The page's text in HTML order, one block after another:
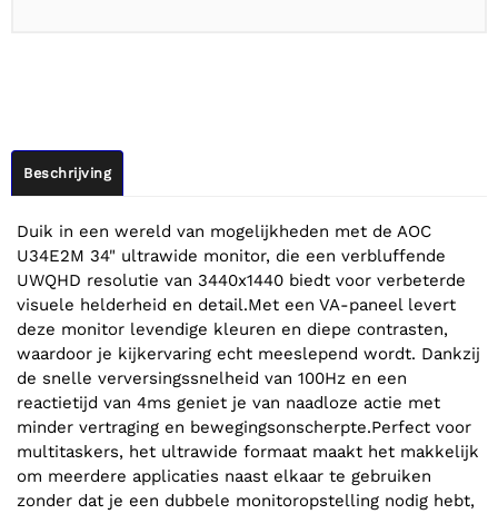
Beschrijving
Duik in een wereld van mogelijkheden met de AOC
U34E2M 34" ultrawide monitor, die een verbluffende
UWQHD resolutie van 3440x1440 biedt voor verbeterde
visuele helderheid en detail.Met een VA-paneel levert
deze monitor levendige kleuren en diepe contrasten,
waardoor je kijkervaring echt meeslepend wordt. Dankzij
de snelle verversingssnelheid van 100Hz en een
reactietijd van 4ms geniet je van naadloze actie met
minder vertraging en bewegingsonscherpte.Perfect voor
multitaskers, het ultrawide formaat maakt het makkelijk
om meerdere applicaties naast elkaar te gebruiken
zonder dat je een dubbele monitoropstelling nodig hebt,